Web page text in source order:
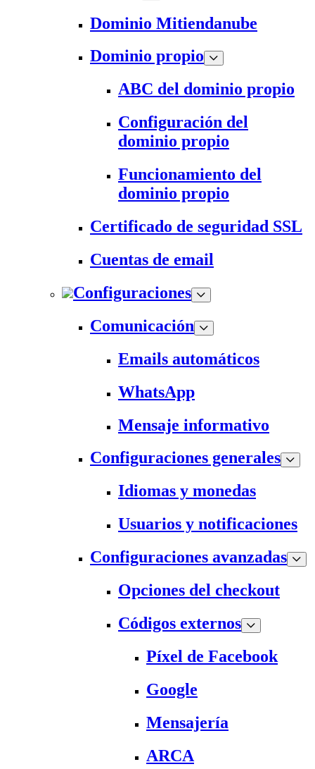
Dominio Mitiendanube
Dominio propio
ABC del dominio propio
Configuración del
dominio propio
Funcionamiento del
dominio propio
Certificado de seguridad SSL
Cuentas de email
Configuraciones
Comunicación
Emails automáticos
WhatsApp
Mensaje informativo
Configuraciones generales
Idiomas y monedas
Usuarios y notificaciones
Configuraciones avanzadas
Opciones del checkout
Códigos externos
Píxel de Facebook
Google
Mensajería
ARCA